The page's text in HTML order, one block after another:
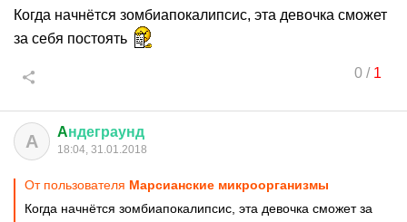
Когда начнётся зомбиапокалипсис, эта девочка сможет
за себя постоять
0/ 1
A Aндеграунд
18:04, 31.01.2018
От пользователя Марсианские микроорганизмы
Когда начнётся зомбиапокалипсис, эта девочка сможет за